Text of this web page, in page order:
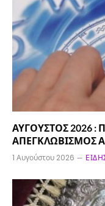
ΑΥΓΟΥΣΤΟΣ 2026 :
ΑΠΕΓΚΛΩΒΙΣΜΟΣ
1 Αυγούστου 2026